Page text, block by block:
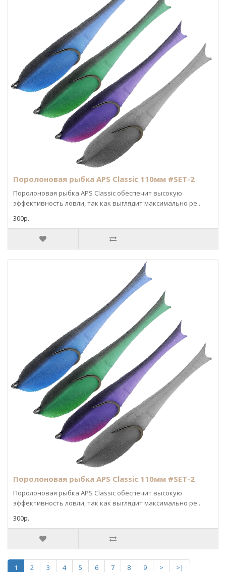
Поролоновая рыбка APS Classic 110мм #SET-2
Поролоновая рыбка APS Classic обеспечит высокую
эффективность ловли, так как выглядит максимально ре..
300р.
Поролоновая рыбка APS Classic 110мм #SET-2
Поролоновая рыбка APS Classic обеспечит высокую
эффективность ловли, так как выглядит максимально ре..
300р.
1 2 3 4 5 6 7 8 9 > >|